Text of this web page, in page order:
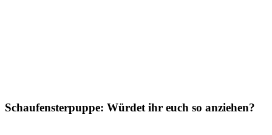
Schaufensterpuppe: Würdet ihr euch so anziehen?